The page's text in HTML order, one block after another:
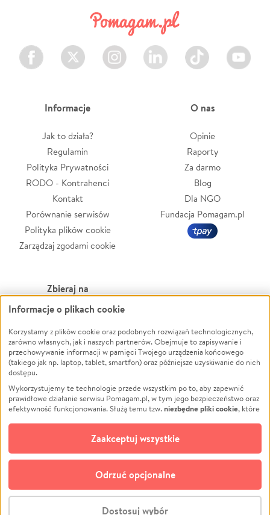
Facebook Twitter Instagram LinkedIn TikTok Youtube
Informacje
Jak to działa?
Regulamin
Polityka Prywatności
RODO - Kontrahenci
Kontakt
Porównanie serwisów
Polityka plików cookie
Zarządzaj zgodami cookie
O nas
Opinie
Raporty
Za darmo
Blog
Dla NGO
Fundacja Pomagam.pl
Zbieraj na
Leczenie
Zwierzęta
Pożar
Ukraina
Pomoc Finansowa
Projekty
Pogrzeb
Społeczność lokalna
Kultura
Powódź
Wichura
NGO
Edukacja
Podróż
Impreza
Ochrona środowiska
Biznes
© CROWDING SP. Z O.O.
Informacje o plikach cookie
Korzystamy z plików cookie oraz podobnych rozwiązań technologicznych,
zarówno własnych, jak i naszych partnerów. Obejmuje to zapisywanie i
przechowywanie informacji w pamięci Twojego urządzenia końcowego
(takiego jak np. laptop, tablet, smartfon) oraz późniejsze uzyskiwanie do nich
dostępu.
Wykorzystujemy te technologie przede wszystkim po to, aby zapewnić
prawidłowe działanie serwisu Pomagam.pl, w tym jego bezpieczeństwo oraz
efektywność funkcjonowania. Służą temu tzw.niezbędne pliki cookie, które
opcjonalnych plików cookie
technologii do celów analitycznych i retargetingowych. Możesz wyrazić
zgodę na ich stosowanie lub jej odmówić. W dowolnym momencie masz
możliwość zmiany swoich preferencji na stronie „Zarządzaj zgodami cookie”,
do której link znajdziesz w stopce serwisu Pomagam.pl. Opcjonalne pliki
cookie wykorzystywane są w następujących celach:
działanie serwisu Pomagam.pl. Dzięki nim możemy zrozumieć, jak
Dostosuj wybór
Odrzuć opcjonalne
Zaakceptuj wszystkie